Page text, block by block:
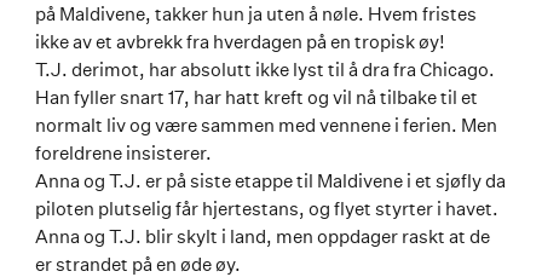
på Maldivene, takker hun ja uten å nøle. Hvem fristes
ikke av et avbrekk fra hverdagen på en tropisk øy!
T.J. derimot, har absolutt ikke lyst til å dra fra Chicago.
Han fyller snart 17, har hatt kreft og vil nå tilbake til et
normalt liv og være sammen med vennene i ferien. Men
foreldrene insisterer.
Anna og T.J. er på siste etappe til Maldivene i et sjøfly da
piloten plutselig får hjertestans, og flyet styrter i havet.
Anna og T.J. blir skylt i land, men oppdager raskt at de
er strandet på en øde øy.